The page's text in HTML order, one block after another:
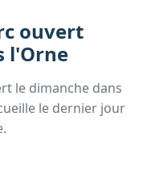
ouvert
l'Orne
le dimanche dans
le dernier jour